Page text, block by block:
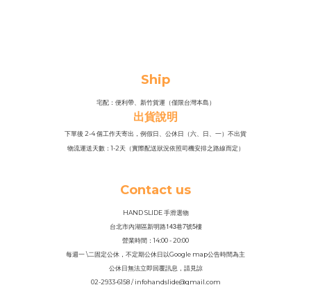
Ship
宅配：便利帶、新竹貨運（僅限台灣本島）
出貨說明
下單後 2-4 個工作天寄出，例假日、公休日（六、日、一）不出貨
物流運送天數：1-2天（實際配送狀況依照司機安排之路線而定）
Contact us
HAND SLIDE 手滑選物
台北市內湖區新明路143巷7號5樓
營業時間：14:00 - 20:00
每週一 \二固定公休，不定期公休日以Google map公告時間為主
公休日無法立即回覆訊息，請見諒
02-2933-6158 / infohandslide@gmail.com